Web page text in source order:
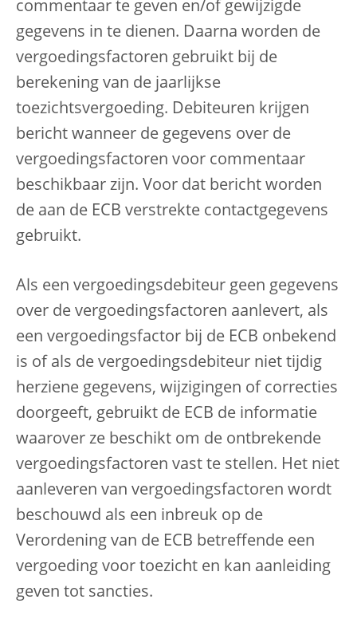
commentaar te geven en/of gewijzigde
gegevens in te dienen. Daarna worden de
vergoedingsfactoren gebruikt bij de
berekening van de jaarlijkse
toezichtsvergoeding. Debiteuren krijgen
bericht wanneer de gegevens over de
vergoedingsfactoren voor commentaar
beschikbaar zijn. Voor dat bericht worden
de aan de ECB verstrekte contactgegevens
gebruikt.
Als een vergoedingsdebiteur geen gegevens
over de vergoedingsfactoren aanlevert, als
een vergoedingsfactor bij de ECB onbekend
is of als de vergoedingsdebiteur niet tijdig
herziene gegevens, wijzigingen of correcties
doorgeeft, gebruikt de ECB de informatie
waarover ze beschikt om de ontbrekende
vergoedingsfactoren vast te stellen. Het niet
aanleveren van vergoedingsfactoren wordt
beschouwd als een inbreuk op de
Verordening van de ECB betreffende een
vergoeding voor toezicht en kan aanleiding
geven tot sancties.